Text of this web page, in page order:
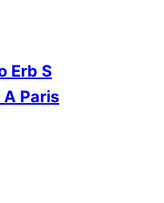
Erb S
Paris